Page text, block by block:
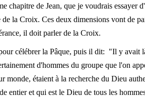
chapitre de Jean, que je voudrais essayer
de la Croix. Ces deux dimensions vont de
il doit parler de la Croix.
célébrer la Pâque, puis il dit: "Il y avait
d'hommes du groupe que l'on
étaient à la recherche du Dieu
entier et qui est le Dieu de tous les